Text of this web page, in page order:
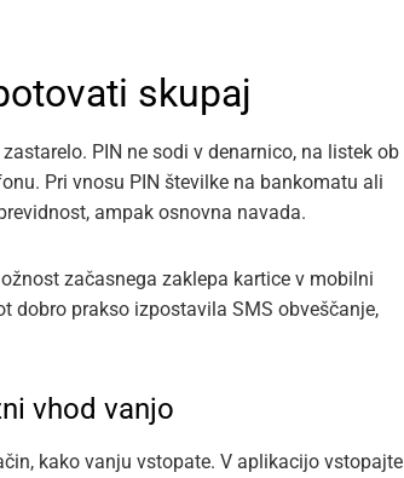
skupaj
PIN ne sodi v denarnico, na listek ob
Pri vnosu PIN številke na bankomatu ali
ampak osnovna navada.
začasnega zaklepa kartice v mobilni
dobro prakso izpostavila SMS obveščanje,
vhod vanjo
kako vanju vstopate. V aplikacijo vstopajte